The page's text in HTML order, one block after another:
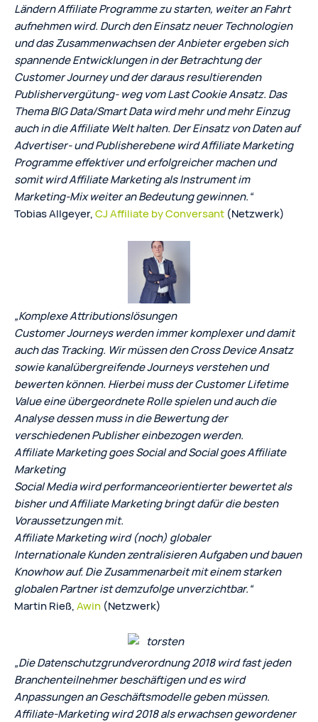
Ländern Affiliate Programme zu starten, weiter an Fahrt
aufnehmen wird. Durch den Einsatz neuer Technologien
und das Zusammenwachsen der Anbieter ergeben sich
spannende Entwicklungen in der Betrachtung der
Customer Journey und der daraus resultierenden
Publishervergütung- weg vom Last Cookie Ansatz. Das
Thema BIG Data/Smart Data wird mehr und mehr Einzug
auch in die Affiliate Welt halten. Der Einsatz von Daten auf
Advertiser- und Publisherebene wird Affiliate Marketing
Programme effektiver und erfolgreicher machen und
somit wird Affiliate Marketing als Instrument im
Marketing-Mix weiter an Bedeutung gewinnen.“
Tobias Allgeyer,CJ Affiliate by Conversant (Netzwerk)
„Komplexe Attributionslösungen
Customer Journeys werden immer komplexer und damit
auch das Tracking. Wir müssen den Cross Device Ansatz
sowie kanalübergreifende Journeys verstehen und
bewerten können. Hierbei muss der Customer Lifetime
Value eine übergeordnete Rolle spielen und auch die
Analyse dessen muss in die Bewertung der
verschiedenen Publisher einbezogen werden.
Affiliate Marketing goes Social and Social goes Affiliate
Marketing
Social Media wird performanceorientierter bewertet als
bisher und Affiliate Marketing bringt dafür die besten
Voraussetzungen mit.
Affiliate Marketing wird (noch) globaler
Internationale Kunden zentralisieren Aufgaben und bauen
Knowhow auf. Die Zusammenarbeit mit einem starken
globalen Partner ist demzufolge unverzichtbar.“
Martin Rieß,Awin (Netzwerk)
„Die Datenschutzgrundverordnung 2018 wird fast jeden
Branchenteilnehmer beschäftigen und es wird
Anpassungen an Geschäftsmodelle geben müssen.
Affiliate-Marketing wird 2018 als erwachsen gewordener